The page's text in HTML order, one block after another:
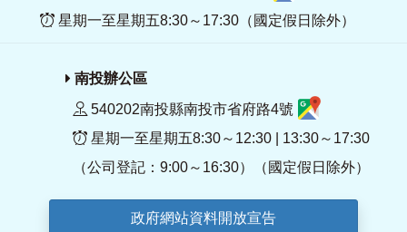
星期一至星期五8:30～17:30（國定假日除外）
南投辦公區
540202南投縣南投市省府路4號
星期一至星期五8:30～12:30 | 13:30～17:30
（公司登記：9:00～16:30）（國定假日除外）
政府網站資料開放宣告